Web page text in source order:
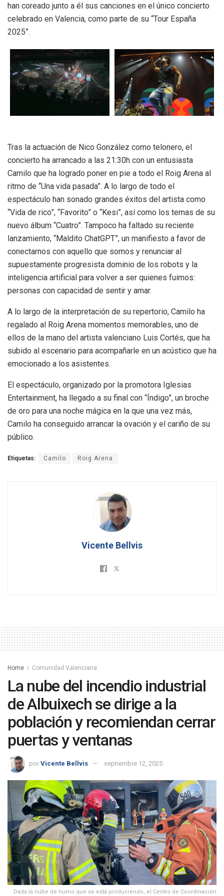
han coreado junto a él sus canciones en el único concierto
celebrado en Valencia, como parte de su “Tour España
2025”.
Tras la actuación de Nico González como telonero, el
concierto ha arrancado a las 21:30h con un entusiasta
Camilo que ha logrado poner en pie a todo el Roig Arena al
ritmo de “Una vida pasada”. A lo largo de todo el
espectáculo han sonado grandes éxitos del artista como
“Vida de rico”, “Favorito” o “Kesi”, así como los temas de su
nuevo álbum “Cuatro”. Tampoco ha faltado su reciente
lanzamiento, “Maldito ChatGPT”, un manifiesto a favor de
conectarnos con aquello que somos y renunciar al
supuestamente progresista dominio de los robots y la
inteligencia artificial para volver a ser quienes fuimos:
personas con capacidad de sentir y amar.
A lo largo de la interpretación de su repertorio, Camilo ha
regalado al Roig Arena momentos memorables, uno de
ellos de la mano del artista valenciano Luis Cortés, que ha
subido al escenario para acompañarle en un acústico que ha
emocionado a los asistentes.
El espectáculo, organizado por la promotora Iglesias
Entertainment, ha llegado a su final con “Índigo”, un broche
de oro para una noche mágica en la que una vez más,
Camilo ha conseguido arrancar la ovación y el cariño de su
público.
Etiquetas: Camilo Roig Arena
Vicente Bellvis
Home Comunidad Valenciana
La nube del incendio industrial
de Albuixech se dirige a la
población y recomiendan cerrar
puertas y ventanas
por Vicente Bellvis septiembre 12, 2025
Dada la nube de humo que se está produciendo, el Centro de Coordinación